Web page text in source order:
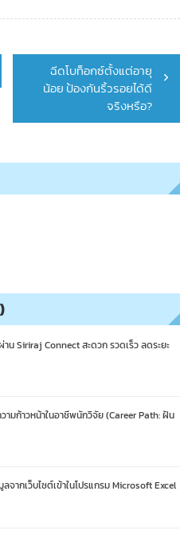
ฉีดโบท็อกซ์ตั้งแต่อายุ
น้อย ป้องกันริ้วรอยได้ดี
จริงหรือ?
น Siriraj Connect สะดวก รวดเร็ว ลดระยะ
ามก้าวหน้าในอาชีพนักวิจัย (Career Path: ฝัน
จากเว็บไซต์เข้าในโปรแกรม Microsoft Excel